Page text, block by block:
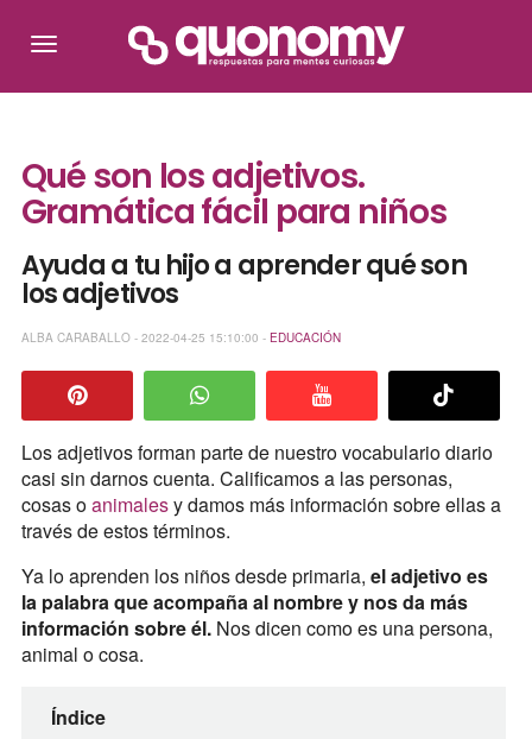
Qué son los adjetivos.
Gramática fácil para niños
Ayuda a tu hijo a aprender qué son
los adjetivos
ALBA CARABALLO - 2022-04-25 15:10:00 - EDUCACIÓN
Los adjetivos forman parte de nuestro vocabulario diario
casi sin darnos cuenta. Calificamos a las personas,
cosas oanimalesy damos más información sobre ellas a
través de estos términos.
Ya lo aprenden los niños desde primaria, el adjetivo es
la palabra que acompaña al nombre y nos da más
información sobre él.Nos dicen como es una persona,
animal o cosa.
Índice